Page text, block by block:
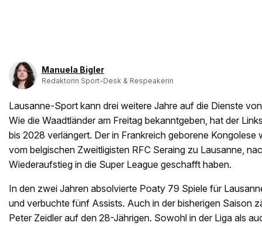
Manuela Bigler
Redaktorin Sport-Desk & Respeakerin
Lausanne-Sport kann drei weitere Jahre auf die Dienste
Wie die Waadtländer am Freitag bekanntgeben, hat der
bis 2028 verlängert. Der in Frankreich geborene Kongolese
vom belgischen Zweitligisten RFC Seraing zu Lausanne,
Wiederaufstieg in die Super League geschafft haben.
In den zwei Jahren absolvierte Poaty 79 Spiele für
und verbuchte fünf Assists. Auch in der bisherigen Saison
Peter Zeidler auf den 28-Jährigen. Sowohl in der Liga als